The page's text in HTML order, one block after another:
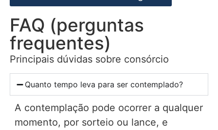
FAQ (perguntas
frequentes)
Principais dúvidas sobre consórcio
Quanto tempo leva para ser contemplado?
A contemplação pode ocorrer a qualquer
momento, por sorteio ou lance, e